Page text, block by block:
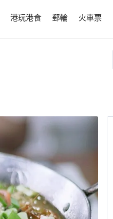
港玩港食 郵輪 火車票